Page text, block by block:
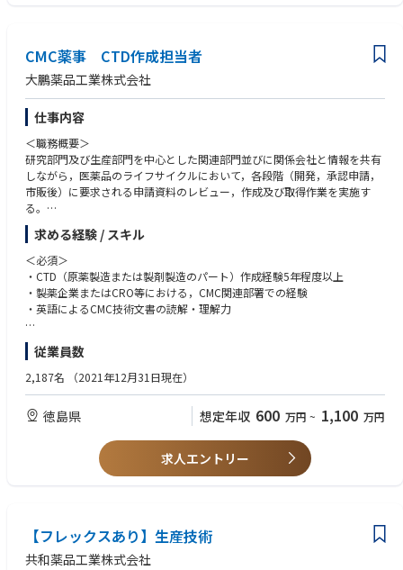
CMC薬事 CTD作成担当者
大鵬薬品工業株式会社
仕事内容
＜職務概要＞
研究部門及び生産部門を中心とした関連部門並びに関係会社と情報を共有
しながら，医薬品のライフサイクルにおいて，各段階（開発，承認申請，
市販後）に要求される申請資料のレビュー，作成及び取得作業を実施す
る。
＜具体的な職務内容＞
・医薬品のライフサイクルにおけるCMC薬事業務・資料（IND/IMPD，新
規申請，変更申請，Annual/Renewal資料，照会対応）について，レビュ
ー又は作成
・承認・登録情報の維持管理
・GMP証明書・製剤証明書の発給申請
※上記業務について効率化及び改善活動含む
※必要に応じて国内外の上記薬事業務について，関連部門とのコミュニケ
ーション
求める経験 / スキル
＜必須＞
・CTD（原薬製造または製剤製造のパート）作成経験5年程度以上
・製薬企業またはCRO等における，CMC関連部署での経験
・英語によるCMC技術文書の読解・理解力
＜歓迎＞
・CMC薬事の経験
・原薬開発（プロセス）での勤務経験
・Global環境での薬事・CMC業務経験
・海外事業所との協業経験
従業員数
2,187名 （2021年12月31日現在）
徳島県 想定年収 600 万円 ~ 1,100 万円
求人エントリー
【フレックスあり】生産技術
共和薬品工業株式会社